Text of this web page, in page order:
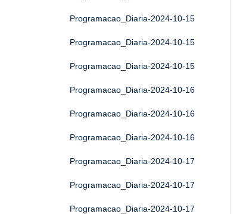
Programacao_Diaria-2024-10-15
Programacao_Diaria-2024-10-15
Programacao_Diaria-2024-10-15
Programacao_Diaria-2024-10-16
Programacao_Diaria-2024-10-16
Programacao_Diaria-2024-10-16
Programacao_Diaria-2024-10-17
Programacao_Diaria-2024-10-17
Programacao_Diaria-2024-10-17